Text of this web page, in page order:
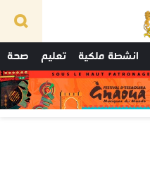
انشطة ملكية تعليم صحة